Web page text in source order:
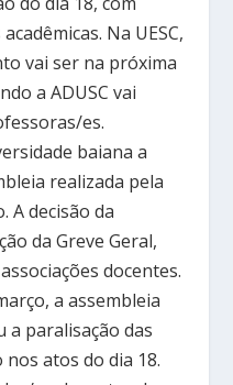
Na UESC,
vai ser na próxima
a ADUSC vai
es.
baiana a
realizada pela
A decisão da
da Greve Geral,
docentes.
a assembleia
a paralisação das
atos do dia 18.